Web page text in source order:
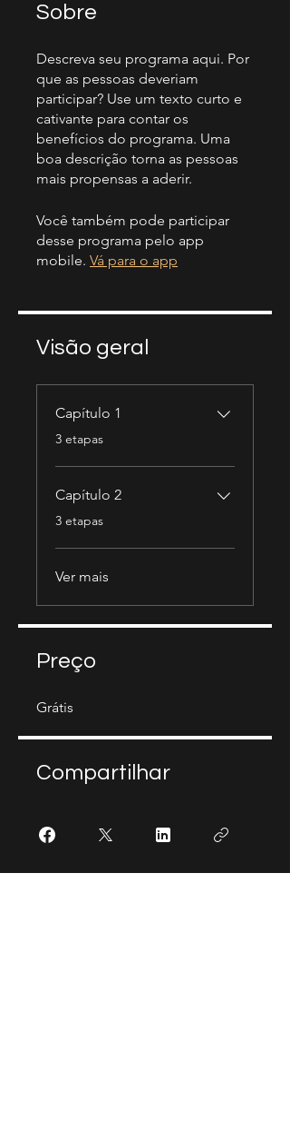
Sobre
Descreva seu programa aqui. Por
que as pessoas deveriam
participar? Use um texto curto e
cativante para contar os
benefícios do programa. Uma
boa descrição torna as pessoas
mais propensas a aderir.
Você também pode participar
desse programa pelo app
mobile. Vá para o app
Visão geral
Capítulo 1
.
3 etapas
Capítulo 2
.
3 etapas
Ver mais
Preço
Grátis
Compartilhar